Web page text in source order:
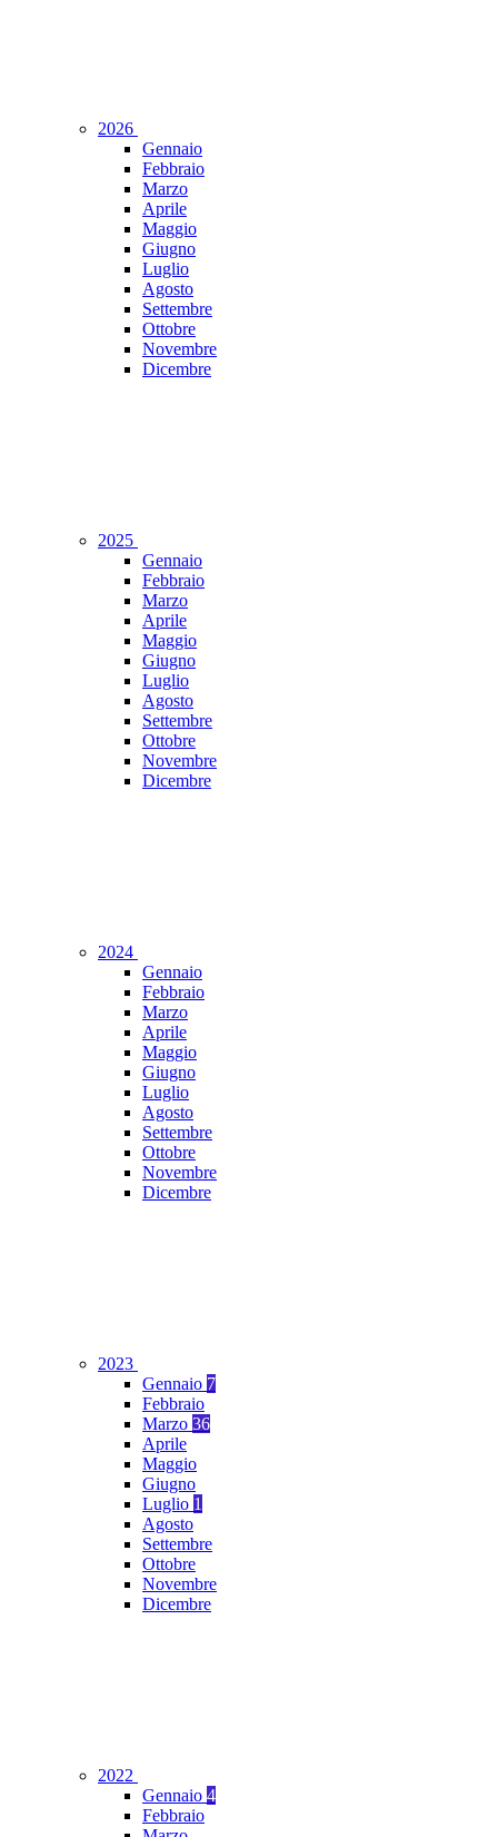
2026
Gennaio
Febbraio
Marzo
Aprile
Maggio
Giugno
Luglio
Agosto
Settembre
Ottobre
Novembre
Dicembre
2025
Gennaio
Febbraio
Marzo
Aprile
Maggio
Giugno
Luglio
Agosto
Settembre
Ottobre
Novembre
Dicembre
2024
Gennaio
Febbraio
Marzo
Aprile
Maggio
Giugno
Luglio
Agosto
Settembre
Ottobre
Novembre
Dicembre
2023
Gennaio 7
Febbraio
Marzo 36
Aprile
Maggio
Giugno
Luglio 1
Agosto
Settembre
Ottobre
Novembre
Dicembre
2022
Gennaio 4
Febbraio